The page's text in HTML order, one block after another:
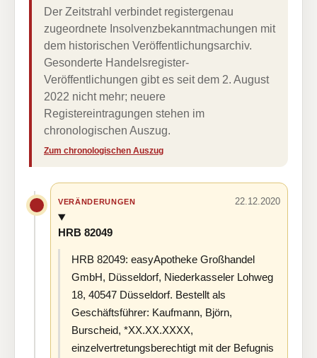
Der Zeitstrahl verbindet registergenau
zugeordnete Insolvenzbekanntmachungen mit
dem historischen Veröffentlichungsarchiv.
Gesonderte Handelsregister-
Veröffentlichungen gibt es seit dem 2. August
2022 nicht mehr; neuere
Registereintragungen stehen im
chronologischen Auszug.
Zum chronologischen Auszug
VERÄNDERUNGEN 22.12.2020
HRB 82049
HRB 82049: easyApotheke Großhandel
GmbH, Düsseldorf, Niederkasseler Lohweg
18, 40547 Düsseldorf. Bestellt als
Geschäftsführer: Kaufmann, Björn,
Burscheid, *XX.XX.XXXX,
einzelvertretungsberechtigt mit der Befugnis